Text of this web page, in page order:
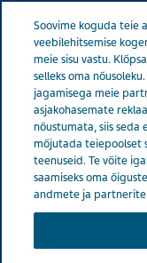
Estonia Tervise
Tevast
Soovime koguda teie
veebilehitsemise
meie sisu vastu.
selleks oma
jagamisega meie
asjakohasemate
nõustumata, siis seda
mõjutada teiepoolset
teenuseid. Te võite
saamiseks oma
andmete ja partnerite